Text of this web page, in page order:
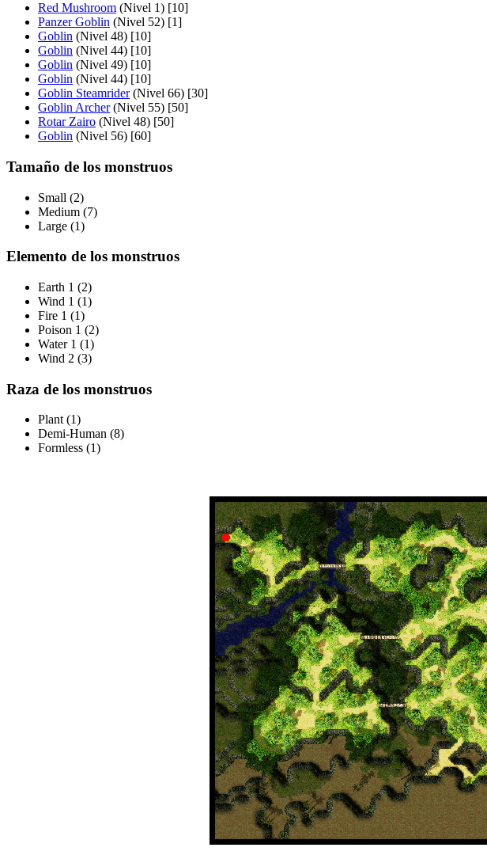
Red Mushroom (Nivel 1) [10]
Panzer Goblin (Nivel 52) [1]
Goblin (Nivel 48) [10]
Goblin (Nivel 44) [10]
Goblin (Nivel 49) [10]
Goblin (Nivel 44) [10]
Goblin Steamrider(Nivel 66) [30]
Goblin Archer(Nivel 55) [50]
Rotar Zairo (Nivel 48) [50]
Goblin (Nivel 56) [60]
Tamaño de los monstruos
Small (2)
Medium (7)
Large (1)
Elemento de los monstruos
Earth 1 (2)
Wind 1 (1)
Fire 1 (1)
Poison 1 (2)
Water 1 (1)
Wind 2 (3)
Raza de los monstruos
Plant (1)
Demi-Human (8)
Formless (1)